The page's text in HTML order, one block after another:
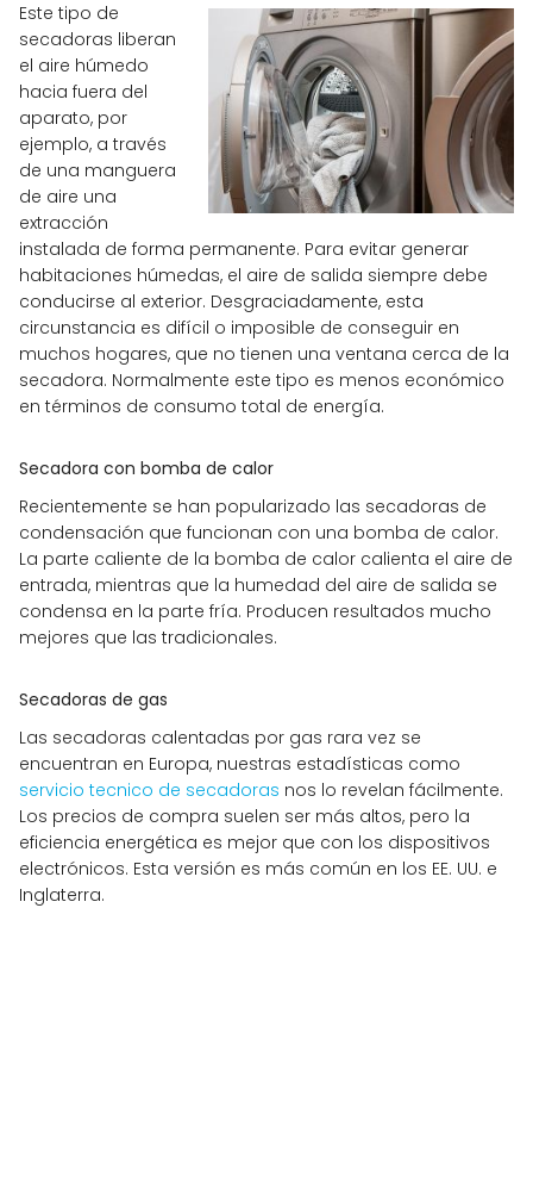
Este tipo de
secadoras liberan
el aire húmedo
hacia fuera del
aparato, por
ejemplo, a través
de una manguera
de aire una
extracción
instalada de forma permanente. Para evitar generar
habitaciones húmedas, el aire de salida siempre debe
conducirse al exterior. Desgraciadamente, esta
circunstancia es difícil o imposible de conseguir en
muchos hogares, que no tienen una ventana cerca de la
secadora. Normalmente este tipo es menos económico
en términos de consumo total de energía.
Secadora con bomba de calor
Recientemente se han popularizado las secadoras de
condensación que funcionan con una bomba de calor.
La parte caliente de la bomba de calor calienta el aire de
entrada, mientras que la humedad del aire de salida se
condensa en la parte fría. Producen resultados mucho
mejores que las tradicionales.
Secadoras de gas
Las secadoras calentadas por gas rara vez se
encuentran en Europa, nuestras estadísticas como
servicio tecnico de secadoras nos lo revelan fácilmente.
Los precios de compra suelen ser más altos, pero la
eficiencia energética es mejor que con los dispositivos
electrónicos. Esta versión es más común en los EE. UU. e
Inglaterra.